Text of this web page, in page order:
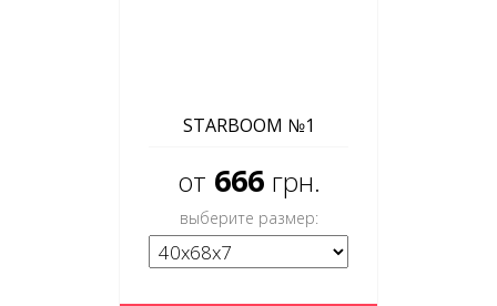
STARBOOM №1
от 666 грн.
выберите размер: